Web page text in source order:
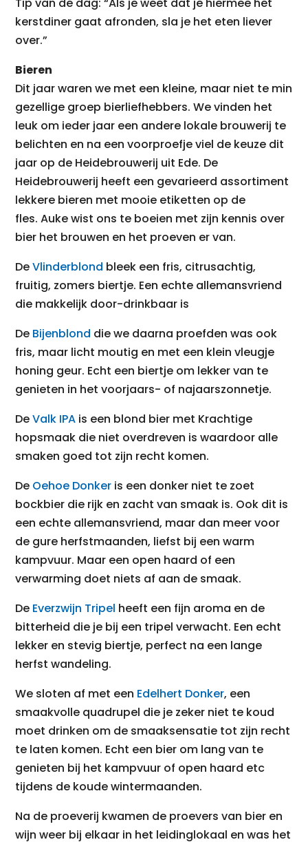
kerstdiner gaat afronden, sla je het eten liever
over.”
Bieren
Dit jaar waren we met een kleine, maar niet te min
gezellige groep bierliefhebbers. We vinden het
leuk om ieder jaar een andere lokale brouwerij te
belichten en na een voorproefje viel de keuze dit
jaar op de Heidebrouwerij uit Ede. De
Heidebrouwerij heeft een gevarieerd assortiment
lekkere bieren met mooie etiketten op de
fles. Auke wist ons te boeien met zijn kennis over
bier het brouwen en het proeven er van.
DeVlinderblond bleek een fris, citrusachtig,
fruitig, zomers biertje. Een echte allemansvriend
die makkelijk door-drinkbaar is
De Bijenblond die we daarna proefden was ook
fris, maar licht moutig en met een klein vleugje
honing geur. Echt een biertje om lekker van te
genieten in het voorjaars- of najaarszonnetje.
DeValk IPA is een blond bier met Krachtige
hopsmaak die niet overdreven is waardoor alle
smaken goed tot zijn recht komen.
De Oehoe Donker is een donker niet te zoet
bockbier die rijk en zacht van smaak is. Ook dit is
een echte allemansvriend, maar dan meer voor
de gure herfstmaanden, liefst bij een warm
kampvuur. Maar een open haard of een
verwarming doet niets af aan de smaak.
De Everzwijn Tripel heeft een fijn aroma en de
bitterheid die je bij een tripel verwacht. Een echt
lekker en stevig biertje, perfect na een lange
herfst wandeling.
We sloten af met een Edelhert Donker, een
smaakvolle quadrupel die je zeker niet te koud
moet drinken om de smaaksensatie tot zijn recht
te laten komen. Echt een bier om lang van te
genieten bij het kampvuur of open haard etc
tijdens de koude wintermaanden.
Na de proeverij kwamen de proevers van bier en
wijn weer bij elkaar in het leidinglokaal en was het